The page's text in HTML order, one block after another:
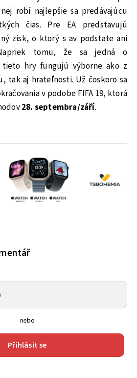
robí najlepšie sa predávajúcu
čias. Pre EA predstavujú
zisk, o ktorý s av podstate ani
tomu, že sa jedná o
hry fungujú výborne ako z
tak aj hrateľnosti. Už čoskoro sa
v podobe FIFA 19, ktorá
28. septembra/září.
nebo
Přihlásit se